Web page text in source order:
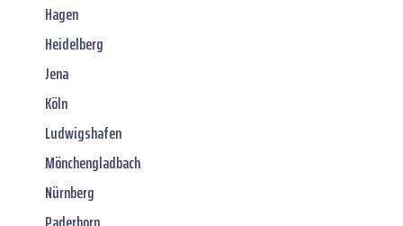
Hagen
Heidelberg
Jena
Köln
Ludwigshafen
Mönchengladbach
Nürnberg